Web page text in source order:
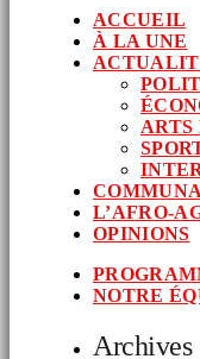
ACCUEIL
À LA UNE
ARTS
L’AFRO-
OPINIONS
NOTRE
Archives